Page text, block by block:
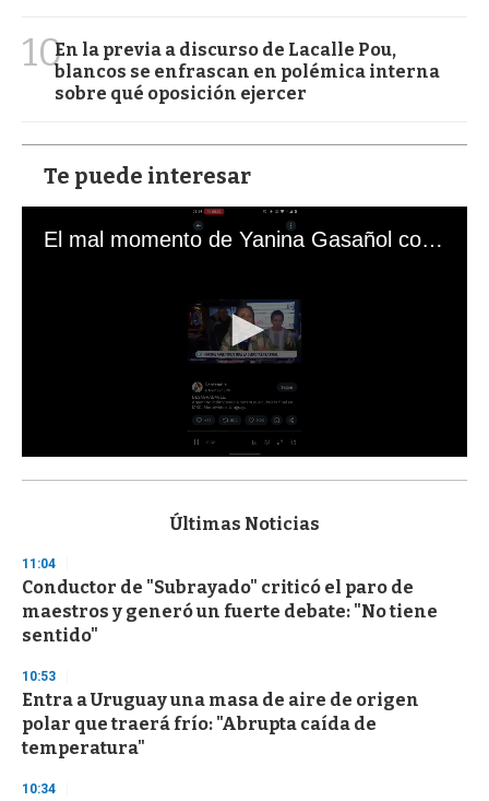
10En la previa a discurso de Lacalle Pou,
blancos se enfrascan en polémica interna
sobre qué oposición ejercer
Te puede interesar
El mal momento de Yanina Gasañol con un hincha argentino en "Subrayado"
s
d
s
o
f
3
s
e
c
o
n
Últimas Noticias
11:04
Conductor de "Subrayado" criticó el paro de
maestros y generó un fuerte debate: "No tiene
sentido"
10:53
Entra a Uruguay una masa de aire de origen
polar que traerá frío: "Abrupta caída de
temperatura"
10:34